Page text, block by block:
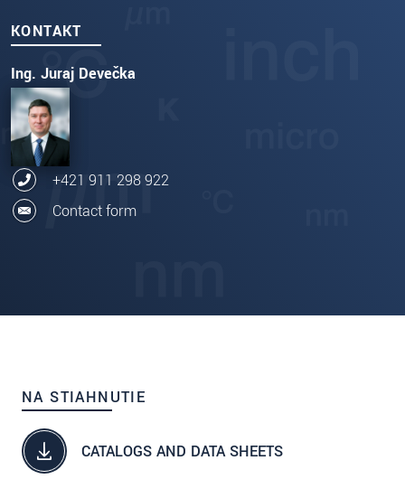
KONTAKT
Ing. Juraj Devečka
+421 911 298 922
Contact form
NA STIAHNUTIE
CATALOGS AND DATA SHEETS